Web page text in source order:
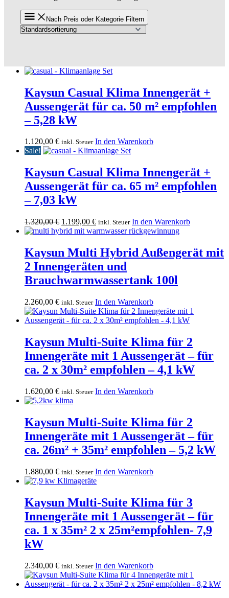
Nach Preis oder Kategorie Filtern
Kaysun Casual Klima Innengerät +
Aussengerät für ca. 50 m² empfohlen
– 5,28 kW
1.120,00 € inkl. Steuer In den Warenkorb
Sale!
Kaysun Casual Klima Innengerät +
Aussengerät für ca. 65 m² empfohlen
– 7,03 kW
1.320,00€ Ursprünglicher
Preis
1.320,00 €
1.199,00 €Aktueller
Preis
1.199,00 €.
inkl. Steuer In den Warenkorb
Kaysun Multi Hybrid Außengerät mit
2 Innengeräten und
Brauchwarmwassertank 100l
2.260,00 € inkl. Steuer In den Warenkorb
Kaysun Multi-Suite Klima für 2
Innengeräte mit 1 Aussengerät – für
ca. 2 x 30m² empfohlen – 4,1 kW
1.620,00 € inkl. Steuer In den Warenkorb
Kaysun Multi-Suite Klima für 2
Innengeräte mit 1 Aussengerät – für
ca. 26m² + 35m² empfohlen – 5,2 kW
1.880,00 € inkl. Steuer In den Warenkorb
Kaysun Multi-Suite Klima für 3
Innengeräte mit 1 Aussengerät – für
ca. 1 x 35m² 2 x 25m²empfohlen- 7,9
kW
2.340,00 € inkl. Steuer In den Warenkorb